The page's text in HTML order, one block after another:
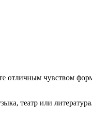
отличным чувством
театр или литература.